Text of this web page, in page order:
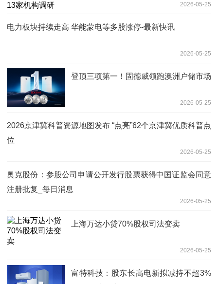
2026-05-25
电力板块持续走高 华能蒙电等多股涨停-最新快讯
2026-05-25
登顶三项第一！固德威领跑澳洲户储市场
2026-05-25
2026京津冀科普资源地图发布 “点亮”62个京津冀优质科普点
位
2026-05-25
奥克股份：参股公司申请公开发行股票获得中国证监会同意
注册批复_每日消息
2026-05-25
上海万达小贷70%股权司法变卖
2026-05-25
富特科技：股东长高电新拟减持不超3%